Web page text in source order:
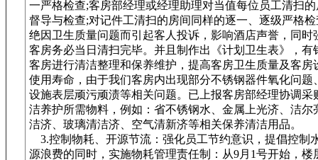
一严格检查;客房部经理或经理助理对当值每位员工清扫
督导与检查;对记件工清扫的房间同样的逐一、逐级严格
绝因卫生质量问题而引起客人投诉，影响酒店声誉，同时
客房务必当日清扫完毕。并且制作出《计划卫生表》，有
客房进行清洁整理和保养维护，提高客房卫生质量及客房
使用寿命，由于我们客房内出现部分不锈钢器件氧化问题
设施表层顽污顽渍等相关问题。已上报客房部经理协调采
洁养护所需物料，例如：省不锈钢水、金属上光济、洁尔
洁济、玻璃清洁济、空气清新济等相关保养清洁用品。
3.控制物耗、开源节流：强化员工节约意识，提倡控制
源浪费的同时，实施物耗管理责任制：从9月1号开始，楼